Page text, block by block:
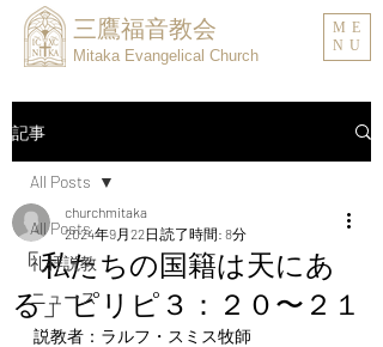
三鷹福音教会
Mitaka Evangelical Church
ME
NU
記事
All Posts
礼拝説教
ニュース
All Posts
「私たちの国籍は天にあ
る」ピリピ３：２０〜２１
churchmitaka
2024年9月22日 読了時間: 8分
説教者：ラルフ・スミス牧師